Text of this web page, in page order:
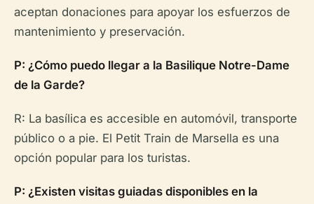
aceptan donaciones para apoyar los esfuerzos de
mantenimiento y preservación.
P: ¿Cómo puedo llegar a la Basilique Notre-Dame
de la Garde?
R: La basílica es accesible en automóvil, transporte
público o a pie. El Petit Train de Marsella es una
opción popular para los turistas.
P: ¿Existen visitas guiadas disponibles en la